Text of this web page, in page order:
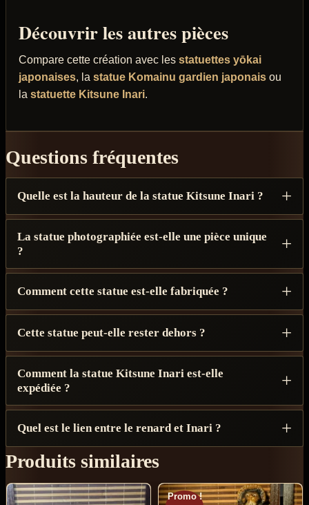
Découvrir les autres pièces
Compare cette création avec les statuettes yōkai
japonaises, la statue Komainu gardien japonais ou
la statuette Kitsune Inari.
Questions fréquentes
Quelle est la hauteur de la statue Kitsune Inari ?
La statue photographiée est-elle une pièce unique
?
Comment cette statue est-elle fabriquée ?
Cette statue peut-elle rester dehors ?
Comment la statue Kitsune Inari est-elle
expédiée ?
Quel est le lien entre le renard et Inari ?
Produits similaires
Promo !